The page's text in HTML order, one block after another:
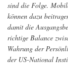
sind die Folge.
können dazu
damit die
richtige Balance
Wahrung der
der US-National